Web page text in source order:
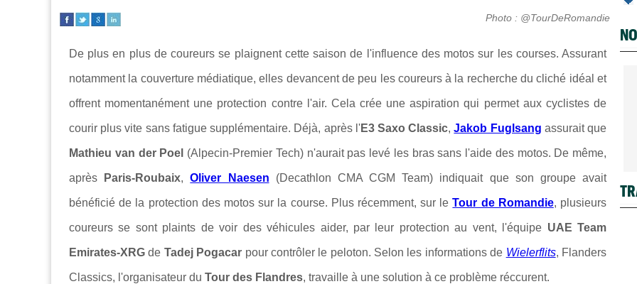
Photo : @TourDeRomandie
De plus en plus de coureurs se plaignent cette saison de l'influence des motos sur les courses. Assurant
notamment la couverture médiatique, elles devancent de peu les coureurs à la recherche du cliché idéal et
offrent momentanément une protection contre l'air. Cela crée une aspiration qui permet aux cyclistes de
courir plus vite sans fatigue supplémentaire. Déjà, après l'E3 Saxo Classic,Jakob Fuglsang assurait que
Mathieu van der Poel (Alpecin-Premier Tech) n'aurait pas levé les bras sans l'aide des motos. De même,
après Paris-Roubaix,Oliver Naesen (Decathlon CMA CGM Team) indiquait que son groupe avait
bénéficié de la protection des motos sur la course. Plus récemment, sur leTour de Romandie, plusieurs
coureurs se sont plaints de voir des véhicules aider, par leur protection au vent, l'équipe UAE Team
Emirates-XRG de Tadej Pogacar pour contrôler le peloton. Selon les informations de Wielerflits, Flanders
Classics, l'organisateur du Tour des Flandres, travaille à une solution à ce problème réccurent.